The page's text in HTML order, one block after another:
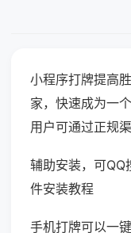
小程序打牌提高
家，快速成为一
用户可通过正规
辅助安装，可
件安装教程
手机打牌可以一